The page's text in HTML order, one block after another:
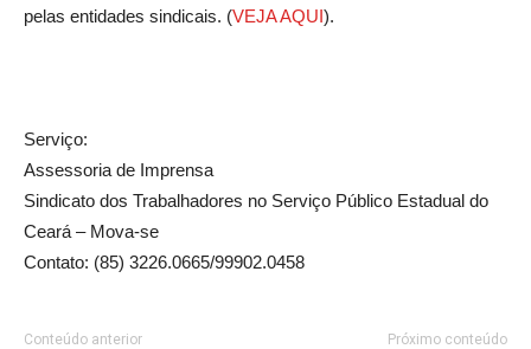
pelas entidades sindicais. (VEJA AQUI).
Serviço:
Assessoria de Imprensa
Sindicato dos Trabalhadores no Serviço Público Estadual do
Ceará – Mova-se
Contato: (85) 3226.0665/99902.0458
Conteúdo anterior Próximo conteúdo